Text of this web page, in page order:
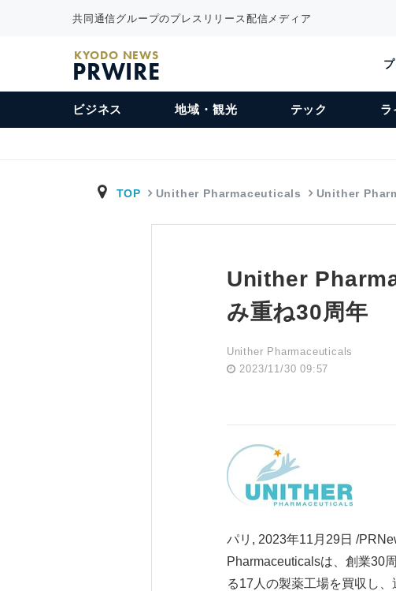
共同通信グループのプレスリリース配信メディア
KYODO NEWS
PRWIRE
ビジネス 地域・観光 テック ラ
TOP Unither Pharmaceuticals Unither
Unither
み重ね30周年
Unither Pharmaceuticals
2023/11/30 09:57
パリ, 2023年11月29日 /
Pharmaceuticalsは、創業30
る17人の製薬工場を買収し